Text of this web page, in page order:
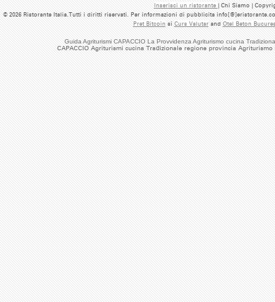
Guida Agriturismi CAPACCIO La Provvidenza Agriturismo cucina
CAPACCIO Agriturismi cucina Tradizionale regione provincia Agriturismo
Inserisci un ristorante | Chi Siamo |
© 2026 Ristorante Italia.Tutti i diritti riservati. Per informazioni di pubblicita
Pret BitcoinsiCurs ValutarandOtel Beton